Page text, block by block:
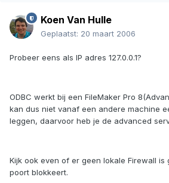
Koen Van Hulle
Geplaatst: 20 maart 2006
Probeer eens als IP adres 127.0.0.1?
ODBC werkt bij een FileMaker Pro
kan dus niet vanaf een andere machine
leggen, daarvoor heb je de advanced
Kijk ook even of er geen lokale Firewall is
poort blokkeert.